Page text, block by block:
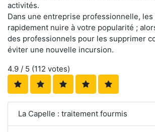
activités.
Dans une entreprise professionnelle,
rapidement nuire à votre popularité ;
des professionnels pour les supprimer
éviter une nouvelle incursion.
4.9 / 5 (112 votes)
La Capelle : traitement fourmis